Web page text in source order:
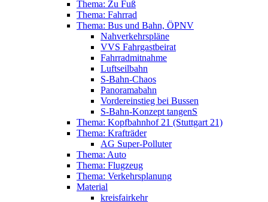
Thema: Zu Fuß
Thema: Fahrrad
Thema: Bus und Bahn, ÖPNV
Nahverkehrspläne
VVS Fahrgastbeirat
Fahrradmitnahme
Luftseilbahn
S-Bahn-Chaos
Panoramabahn
Vordereinstieg bei Bussen
S-Bahn-Konzept tangenS
Thema: Kopfbahnhof 21 (Stuttgart 21)
Thema: Krafträder
AG Super-Polluter
Thema: Auto
Thema: Flugzeug
Thema: Verkehrsplanung
Material
kreisfairkehr